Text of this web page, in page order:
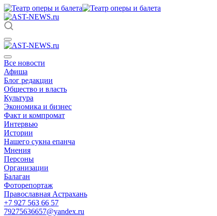
Все новости
Афиша
Блог редакции
Общество и власть
Культура
Экономика и бизнес
Факт и компромат
Интервью
Истории
Нашего сукна епанча
Мнения
Персоны
Организации
Балаган
Фоторепортаж
Православная Астрахань
+7 927 563 66 57
79275636657@yandex.ru